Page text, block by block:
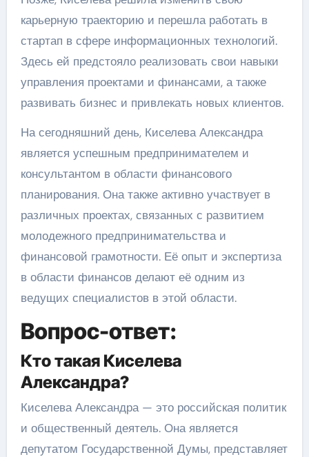
карьерную траекторию и перешла работать в
стартап в сфере информационных технологий.
Здесь ей предстояло реализовать свои навыки
управления проектами и финансами, а также
развивать бизнес и привлекать новых клиентов.
На сегодняшний день, Киселева Александра
является успешным предпринимателем и
консультантом в области финансового
планирования. Она также активно участвует в
различных проектах, связанных с развитием
молодежного предпринимательства и
финансовой грамотности. Её опыт и экспертиза
в области финансов делают её одним из
ведущих специалистов в этой области.
Вопрос-ответ:
Кто такая Киселева
Александра?
Киселева Александра — это российская политик
и общественный деятель. Она является
депутатом Государственной Думы, представляет